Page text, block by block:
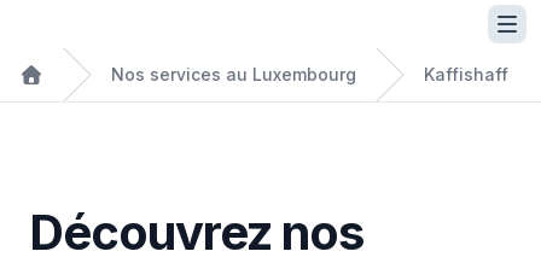
Nos services au Luxembourg Kaffishaff
Découvrez nos